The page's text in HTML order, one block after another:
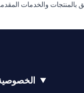
بالمنتجات والخدمات